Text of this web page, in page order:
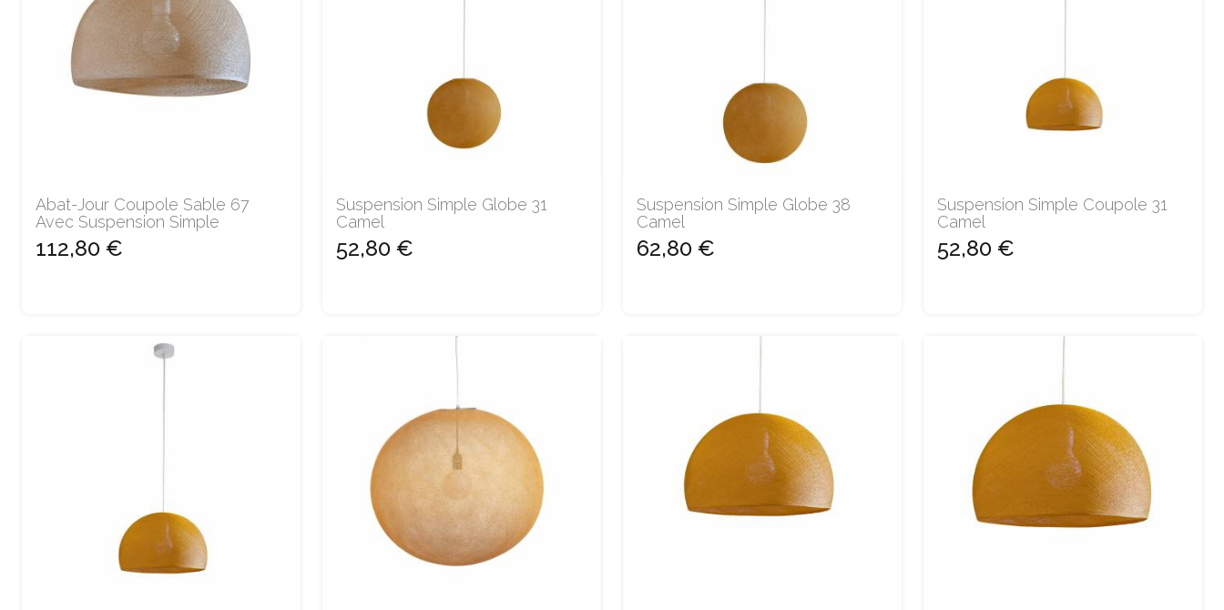
Abat-Jour Coupole Sable 67
Avec Suspension Simple
112,80 €
Suspension Simple Globe 31
Camel
52,80 €
Suspension Simple Globe 38
Camel
62,80 €
Suspension Simple Coupole 31
Camel
52,80 €